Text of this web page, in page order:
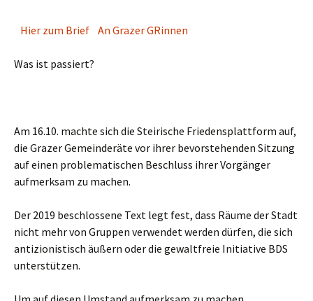
Hier zum Brief An Grazer GRinnen
Was ist passiert?
Am 16.10. machte sich die Steirische Friedensplattform auf,
die Grazer Gemeinderäte vor ihrer bevorstehenden Sitzung
auf einen problematischen Beschluss ihrer Vorgänger
aufmerksam zu machen.
Der 2019 beschlossene Text legt fest, dass Räume der Stadt
nicht mehr von Gruppen verwendet werden dürfen, die sich
antizionistisch äußern oder die gewaltfreie Initiative BDS
unterstützen.